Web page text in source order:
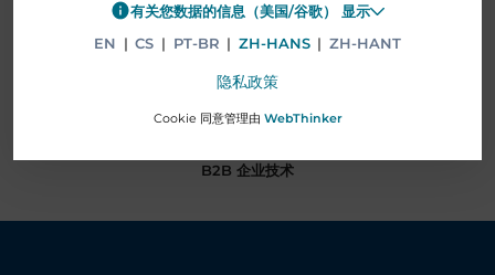
B2B 企业技术
有关您数据的信息（美国/谷歌） 显示
EN | CS | PT-BR | ZH-HANS | ZH-HANT
隐私政策
Cookie 同意管理由 WebThinker